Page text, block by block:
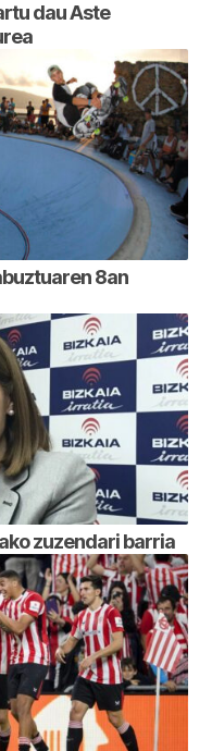
dau Aste
8an
zuzendari barria